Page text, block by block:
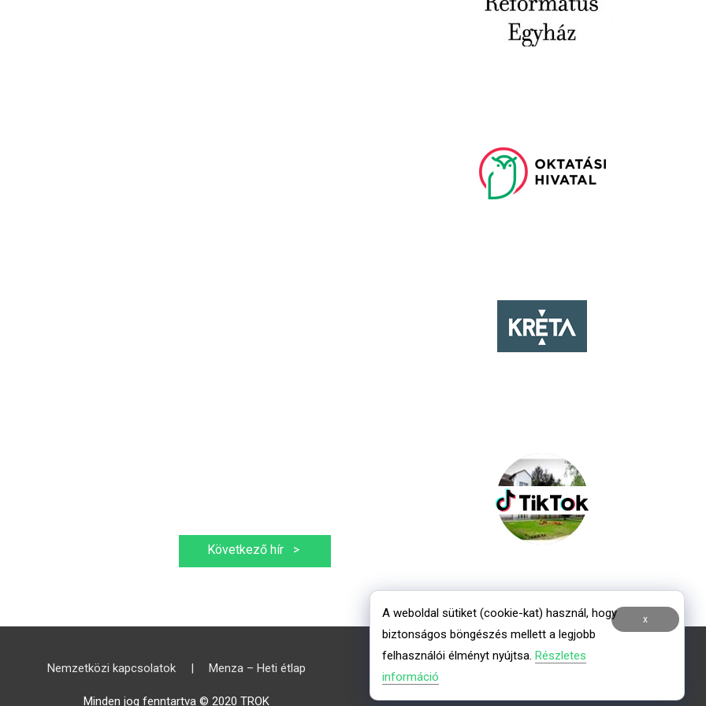
Következő hír >
Nemzetközi kapcsolatok | Menza – Heti étlap
Minden jog fenntartva © 2020 TROK
x
A weboldal sütiket (cookie-kat) használ, hogy
biztonságos böngészés mellett a legjobb
felhasználói élményt nyújtsa.Részletes
információ